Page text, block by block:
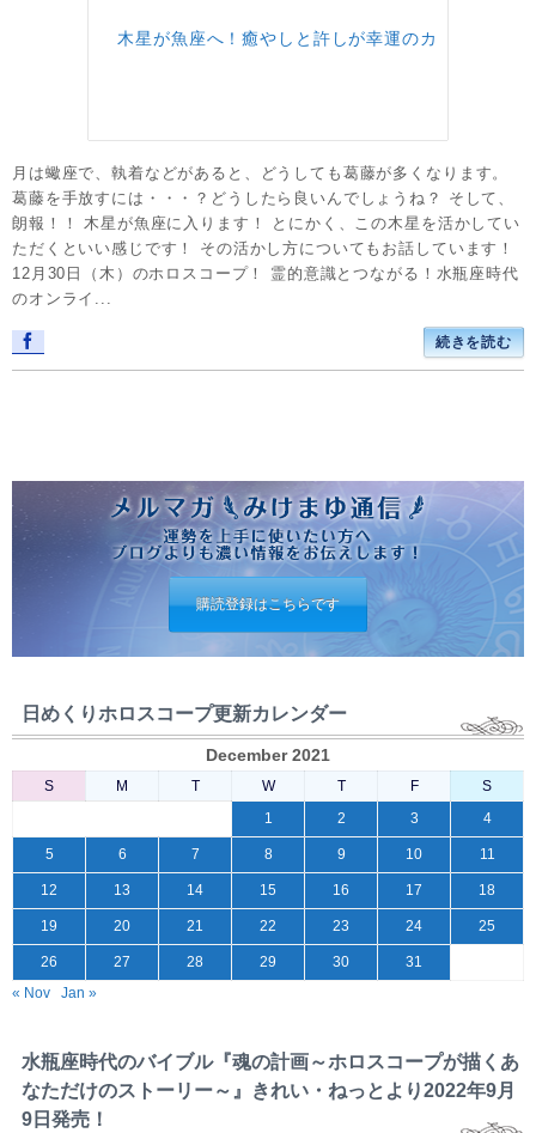
月は蠍座で、執着などがあると、どうしても葛藤が多くなります。
葛藤を手放すには・・・？どうしたら良いんでしょうね？ そして、
朗報！！ 木星が魚座に入ります！ とにかく、この木星を活かしてい
ただくといい感じです！ その活かし方についてもお話しています！
12月30日（木）のホロスコープ！ 霊的意識とつながる！水瓶座時代
のオンライ...
続きを読む
購読登録はこちらです
日めくりホロスコープ更新カレンダー
December 2021
S M T W T F
S
1
2 3 4
5 6 7 8 9 10 11
12 13 14 15 16 17 18
19 20 21 22 23 24 25
26 27 28 29 30
31
« Nov
Jan »
水瓶座時代のバイブル『魂の計画～ホロスコープが描くあ
なただけのストーリー～』きれい・ねっとより2022年9月
9日発売！